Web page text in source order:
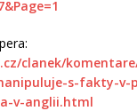
clanek/
s-fakty-v-
v-anglii.html